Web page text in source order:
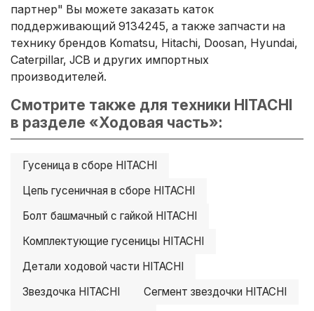
партнер" Вы можете заказать каток
поддерживающий 9134245, а также запчасти на
технику брендов Komatsu, Hitachi, Doosan, Hyundai,
Caterpillar, JCB и других импортных
производителей.
Смотрите также для техники HITACHI
в разделе «Ходовая часть»:
Гусеница в сборе HITACHI
Цепь гусеничная в сборе HITACHI
Болт башмачный с гайкой HITACHI
Комплектующие гусеницы HITACHI
Детали ходовой части HITACHI
Звездочка HITACHI
Сегмент звездочки HITACHI